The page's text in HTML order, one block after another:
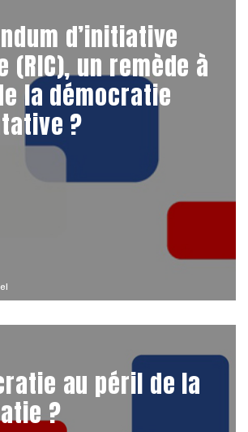
d’initiative
(RIC), un remède à
la démocratie
?
au péril de la
?